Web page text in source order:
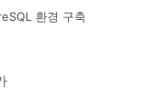
환경 구축